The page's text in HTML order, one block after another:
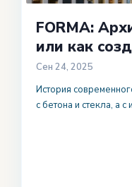
FORMA:
или как
Сен 24, 2025
История
с бетона и стекла, а с